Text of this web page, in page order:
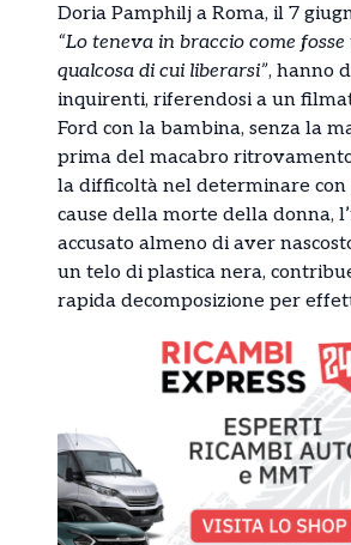
Doria Pamphilj a Roma, il 7
“Lo teneva in braccio come fosse
qualcosa di cui liberarsi”, hanno
inquirenti, riferendosi a un
Ford con la bambina, senza la
prima del macabro
la difficoltà nel determinare con
cause della morte della donna,
accusato almeno di aver
un telo di plastica nera,
rapida decomposizione per